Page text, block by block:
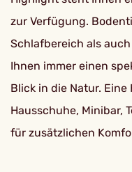
zur Verfügung.
Schlafbereich als
Ihnen immer einen
Blick in die Natur.
Hausschuhe, Minibar,
für zusätzlichen